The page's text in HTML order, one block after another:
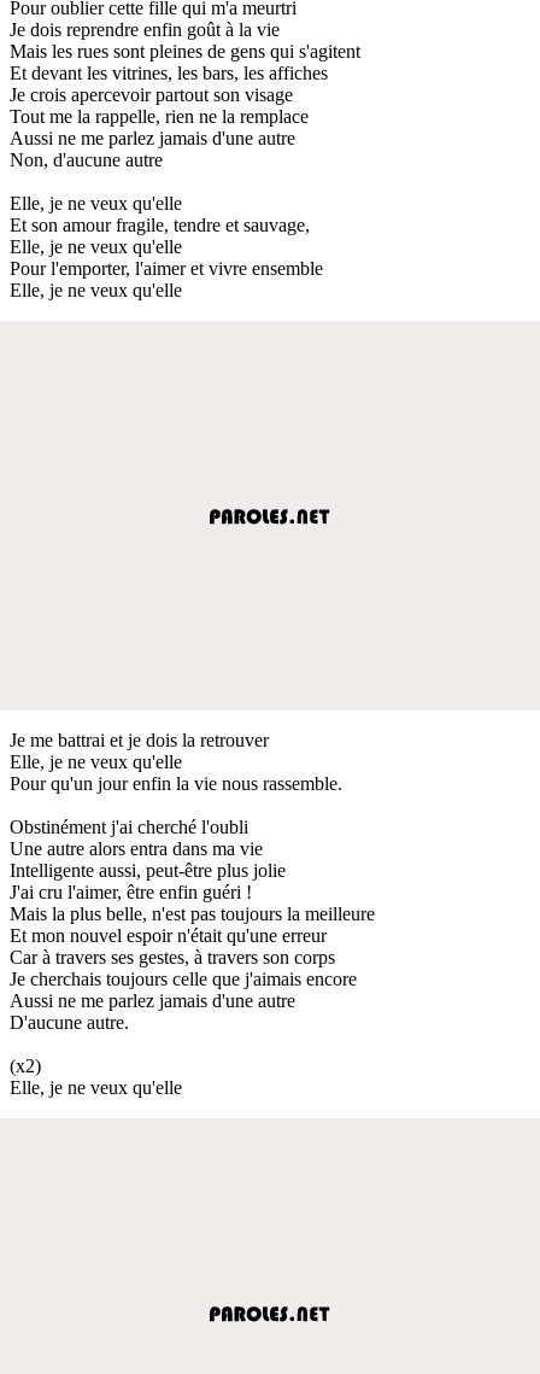
Pour oublier cette fille qui m'a meurtri
Je dois reprendre enfin goût à la vie
Mais les rues sont pleines de gens qui s'agitent
Et devant les vitrines, les bars, les affiches
Je crois apercevoir partout son visage
Tout me la rappelle, rien ne la remplace
Aussi ne me parlez jamais d'une autre
Non, d'aucune autre
Elle, je ne veux qu'elle
Et son amour fragile, tendre et sauvage,
Elle, je ne veux qu'elle
Pour l'emporter, l'aimer et vivre ensemble
Elle, je ne veux qu'elle
Je me battrai et je dois la retrouver
Elle, je ne veux qu'elle
Pour qu'un jour enfin la vie nous rassemble.
Obstinément j'ai cherché l'oubli
Une autre alors entra dans ma vie
Intelligente aussi, peut-être plus jolie
J'ai cru l'aimer, être enfin guéri !
Mais la plus belle, n'est pas toujours la meilleure
Et mon nouvel espoir n'était qu'une erreur
Car à travers ses gestes, à travers son corps
Je cherchais toujours celle que j'aimais encore
Aussi ne me parlez jamais d'une autre
D'aucune autre.
(x2)
Elle, je ne veux qu'elle